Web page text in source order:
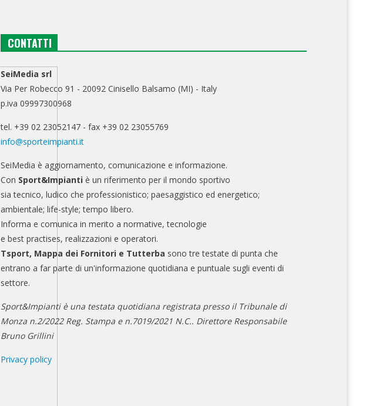
CONTATTI
SeiMedia srl
Via Per Robecco 91 - 20092 Cinisello Balsamo (MI) - Italy
p.iva 09997300968
tel. +39 02 23052147 - fax +39 02 23055769
info@sporteimpianti.it
SeiMedia è aggiornamento, comunicazione e informazione.
Con Sport&Impianti è un riferimento per il mondo sportivo
sia tecnico, ludico che professionistico; paesaggistico ed energetico;
ambientale; life-style; tempo libero.
Informa e comunica in merito a normative, tecnologie
e best practises, realizzazioni e operatori.
Tsport, Mappa dei Fornitori e Tutterba sono tre testate di punta che
entrano a far parte di un'informazione quotidiana e puntuale sugli eventi di
settore.
Sport&Impianti è una testata quotidiana registrata presso il Tribunale di
Monza n.2/2022 Reg. Stampa e n.7019/2021 N.C.. Direttore Responsabile
Bruno Grillini
Privacy policy